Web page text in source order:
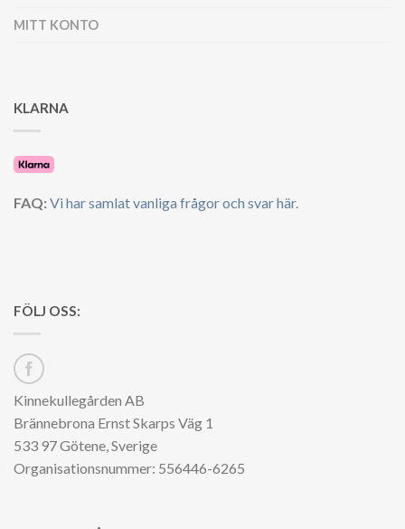
MITT KONTO
KLARNA
FAQ:Vi har samlat vanliga frågor och svar här.
FÖLJ OSS:
Kinnekullegården AB
Brännebrona Ernst Skarps Väg 1
533 97 Götene, Sverige
Organisationsnummer: 556446-6265